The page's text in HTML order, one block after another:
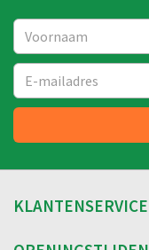
KLANTENSERVICE